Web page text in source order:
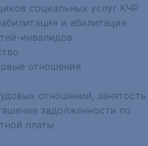
социальных услуг КЧР
и абилитация
инвалидов
отношения
отношений, занятость
задолженности по
платы